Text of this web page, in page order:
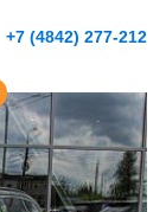
+7 (4842) 277-212